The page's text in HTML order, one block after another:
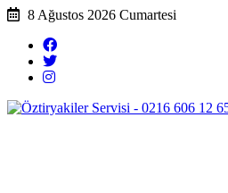
8 Ağustos 2026 Cumartesi